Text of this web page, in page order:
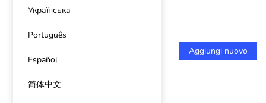
Українська
Português
Español
简体中文
Aggiungi nuovo